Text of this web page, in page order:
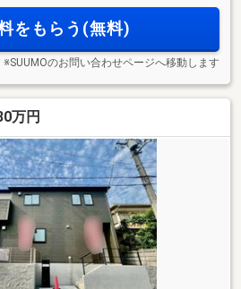
をもらう(無料)
※SUUMOのお問い合わせページへ移動します
万円